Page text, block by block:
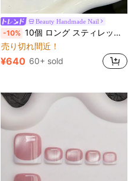
Beauty Handmade Nail
-10% 10個 ロング スティレット ハンドメイド プレスオンネイル パーティーと日常着用、パープルネイル、スマイル キャットアイ フレンチ ムーンライト パープル グロウ スタック ラインストーン プレスオンネイル、簡単装着、サマーネイル、女の子と女性のフェスティバル パーティーと日常着用に適しています
売り切れ間近！
¥640 60+ sold